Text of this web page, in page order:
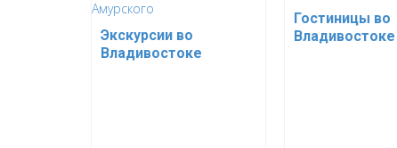
Экскурсии во
Владивостоке
Гостиницы во
Владивостоке